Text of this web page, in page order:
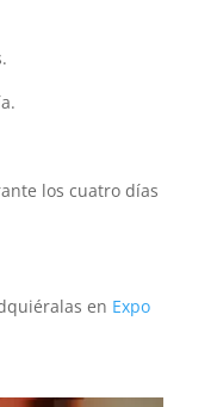
los cuatro días
en Expo